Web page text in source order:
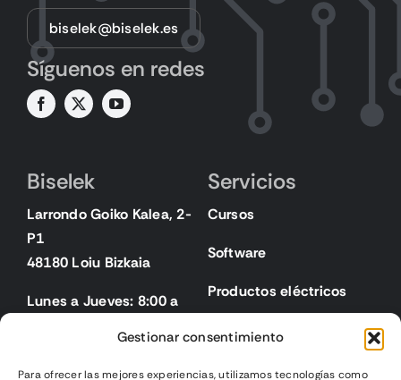
Gestionar consentimiento
Para ofrecer las mejores experiencias, utilizamos tecnologías como
biselek@biselek.es
Síguenos en redes
Biselek
Larrondo Goiko Kalea, 2-
P1
48180 Loiu Bizkaia
Lunes a Jueves: 8:00 a
Servicios
Cursos
Software
Productos eléctricos